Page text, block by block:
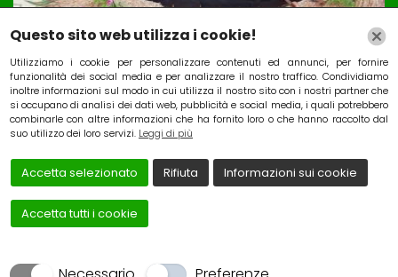
Attivita’ Bar e tabacchi
Price on call
Questo sito web utilizza i cookie!
Utilizziamo i cookie per personalizzare contenuti ed annunci, per fornire
funzionalità dei social media e per analizzare il nostro traffico. Condividiamo
inoltre informazioni sul modo in cui utilizza il nostro sito con i nostri partner che
si occupano di analisi dei dati web, pubblicità e social media, i quali potrebbero
combinarle con altre informazioni che ha fornito loro o che hanno raccolto dal
suo utilizzo dei loro servizi. Leggi di più
Accetta selezionato Rifiuta Informazioni sui cookie
Accetta tutti i cookie